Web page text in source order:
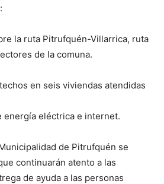
la ruta Pitrufquén-Villarrica, ruta
de la comuna.
en seis viviendas atendidas
energía eléctrica e internet.
de Pitrufquén se
continuarán atento a las
de ayuda a las personas